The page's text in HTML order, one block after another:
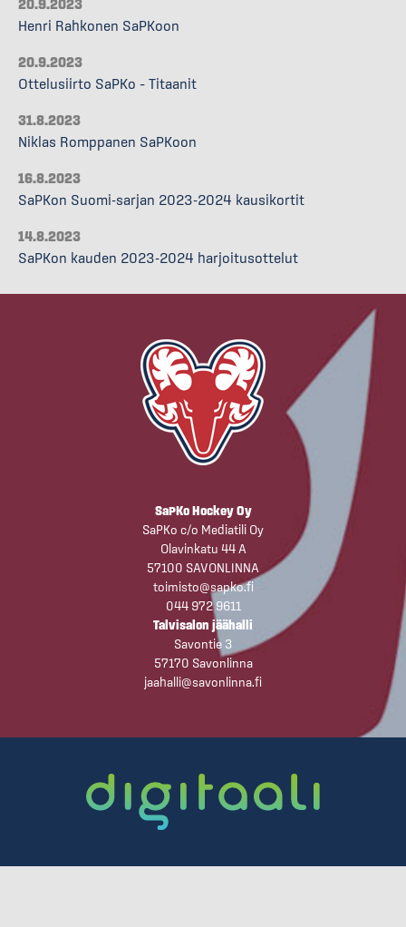
Henri Rahkonen SaPKoon
20.9.2023
Ottelusiirto SaPKo – Titaanit
31.8.2023
Niklas Romppanen SaPKoon
16.8.2023
SaPKon Suomi-sarjan 2023-2024 kausikortit
14.8.2023
SaPKon kauden 2023-2024 harjoitusottelut
SaPKo Hockey Oy
SaPKo c/o Mediatili Oy
Olavinkatu 44 A
57100 SAVONLINNA
toimisto@sapko.fi
044 972 9611
Talvisalon jäähalli
Savontie 3
57170 Savonlinna
jaahalli@savonlinna.fi